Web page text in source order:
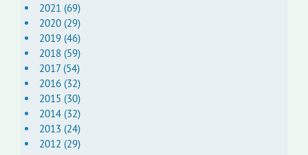
2021 (69)
2020 (29)
2019 (46)
2018 (59)
2017 (54)
2016 (32)
2015 (30)
2014 (32)
2013 (24)
2012 (29)